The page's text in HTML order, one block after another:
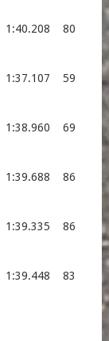
1:40.208 80
1:37.107 59
1:38.960 69
1:39.688 86
1:39.335 86
1:39.448 83